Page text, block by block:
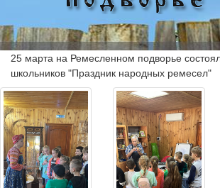
25 марта на Ремесленном подворье
школьников "Праздник народных ремесел"